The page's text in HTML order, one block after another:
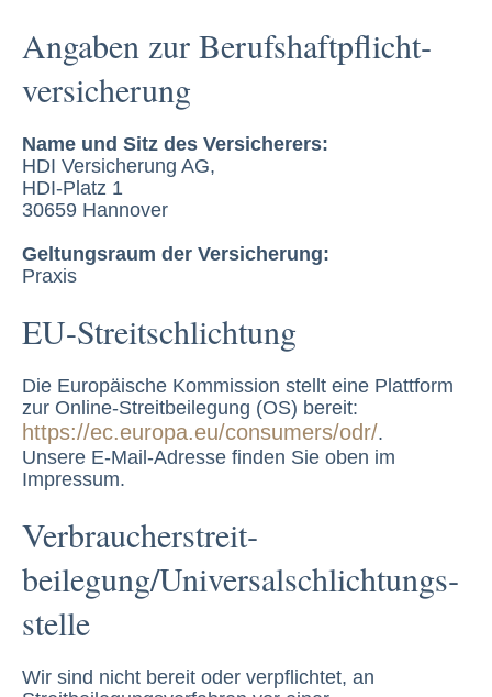
Angaben zur Berufs­haftpflicht­
versicherung
Name und Sitz des Versicherers:
HDI Versicherung AG,
HDI-Platz 1
30659 Hannover
Geltungsraum der Versicherung:
Praxis
EU-Streitschlichtung
Die Europäische Kommission stellt eine Plattform
zur Online-Streitbeilegung (OS) bereit:
https://ec.europa.eu/consumers/odr/.
Unsere E-Mail-Adresse finden Sie oben im
Impressum.
Verbraucher­streit­
beilegung/Universal­schlichtungs­
stelle
Wir sind nicht bereit oder verpflichtet, an